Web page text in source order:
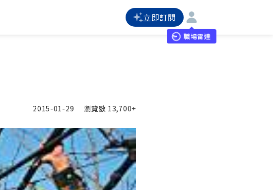
立即訂閱
職場雷達
2015-01-29 瀏覽數 13,700+